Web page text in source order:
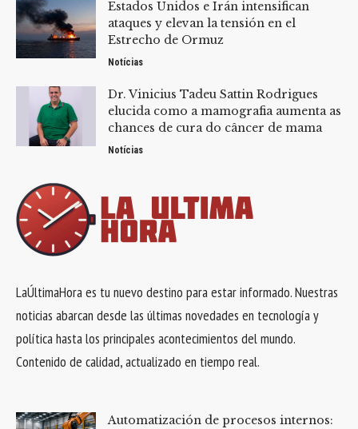
Estados Unidos e Irán intensifican
ataques y elevan la tensión en el
Estrecho de Ormuz
Notícias
Dr. Vinicius Tadeu Sattin Rodrigues
elucida como a mamografia aumenta as
chances de cura do câncer de mama
Notícias
LaÚltimaHora es tu nuevo destino para estar informado. Nuestras
noticias abarcan desde las últimas novedades en tecnología y
política hasta los principales acontecimientos del mundo.
Contenido de calidad, actualizado en tiempo real.
Automatización de procesos internos: